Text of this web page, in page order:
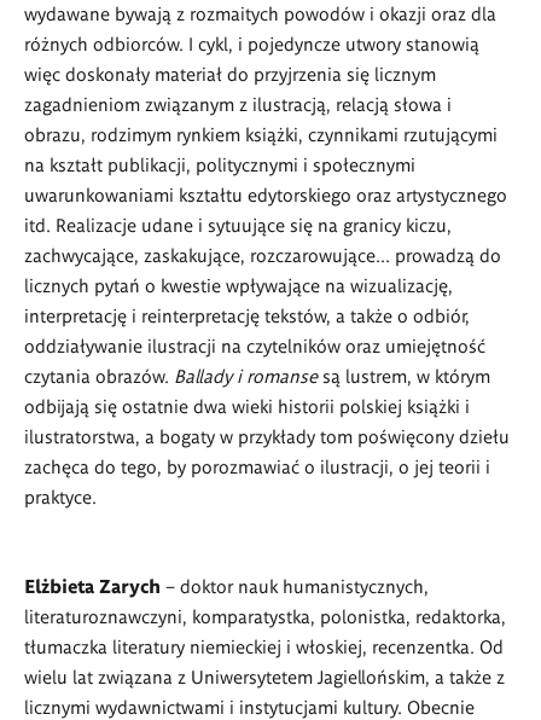
wydawane bywają z rozmaitych powodów i okazji oraz dla
różnych odbiorców. I cykl, i pojedyncze utwory stanowią
więc doskonały materiał do przyjrzenia się licznym
zagadnieniom związanym z ilustracją, relacją słowa i
obrazu, rodzimym rynkiem książki, czynnikami rzutującymi
na kształt publikacji, politycznymi i społecznymi
uwarunkowaniami kształtu edytorskiego oraz artystycznego
itd. Realizacje udane i sytuujące się na granicy kiczu,
zachwycające, zaskakujące, rozczarowujące... prowadzą do
licznych pytań o kwestie wpływające na wizualizację,
interpretację i reinterpretację tekstów, a także o odbiór,
oddziaływanie ilustracji na czytelników oraz umiejętność
czytania obrazów. Ballady i romansesą lustrem, w którym
odbijają się ostatnie dwa wieki historii polskiej książki i
ilustratorstwa, a bogaty w przykłady tom poświęcony dziełu
zachęca do tego, by porozmawiać o ilustracji, o jej teorii i
praktyce.
Elżbieta Zarych – doktor nauk humanistycznych,
literaturoznawczyni, komparatystka, polonistka, redaktorka,
tłumaczka literatury niemieckiej i włoskiej, recenzentka. Od
wielu lat związana z Uniwersytetem Jagiellońskim, a także z
licznymi wydawnictwami i instytucjami kultury. Obecnie